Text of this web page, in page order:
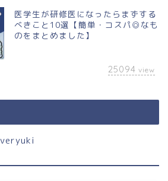
医学生が研修医になったらまずする
べきこと10選【簡単・コスパ◎なも
のをまとめました】
25094 view